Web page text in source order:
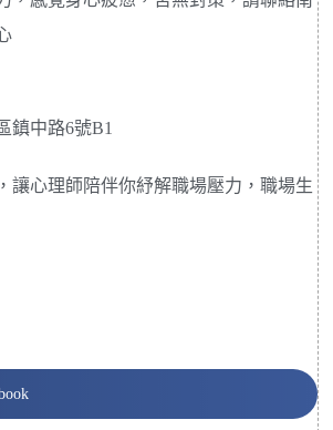
鎮中路6號B1
讓心理師陪伴你紓解職場壓力，職場生